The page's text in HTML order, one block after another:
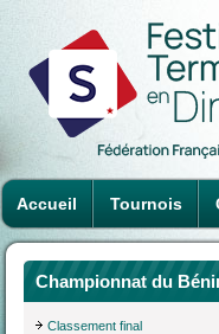
Accueil Tournois
Championnat du
Classement final